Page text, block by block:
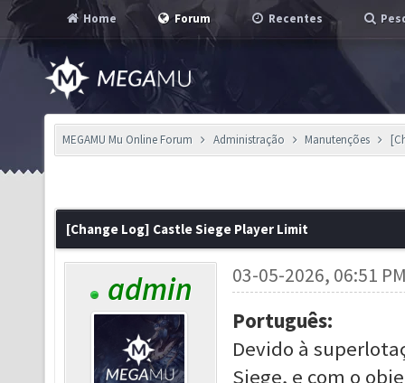
Home Forum Recentes
MEGAMU Mu Online Forum Administração Manutenções
[Change Log] Castle Siege Player Limit
admin 03-05-2026, 06:51
Português:
Devido à
Siege, e com o